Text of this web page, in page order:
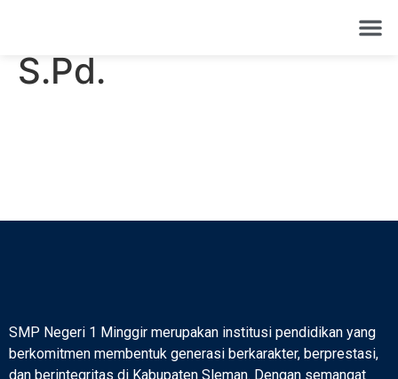
S.Pd.
SMP Negeri 1 Minggir merupakan institusi pendidikan yang
berkomitmen membentuk generasi berkarakter, berprestasi,
dan berintegritas di Kabupaten Sleman. Dengan semangat